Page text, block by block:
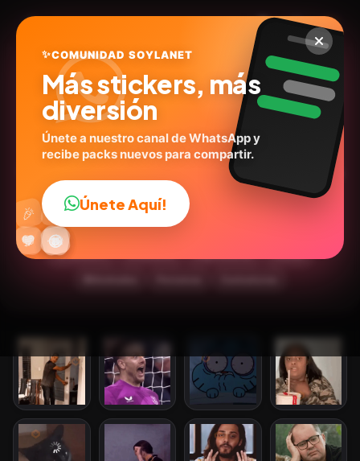
😜 ANIMADOS RANDOM 46
😎
soylanet.com
15stickers
😎
😂
🔥
💬
❤️ ✨
🤩
😜
🎉 👍
✨COMUNIDAD SOYLANET
Más stickers, más
diversión
Únete a nuestro canal de WhatsApp y
recibe packs nuevos para compartir.
Únete Aquí!